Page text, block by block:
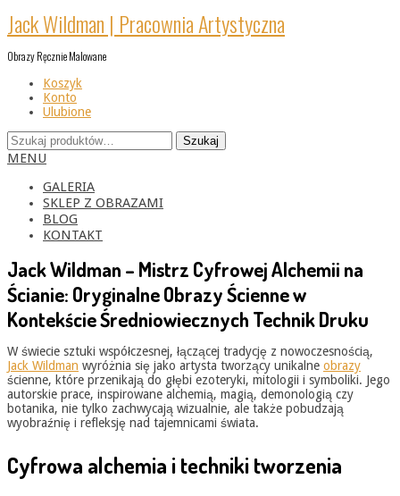
Skip
to
Jack Wildman | Pracownia Artystyczna
Obrazy Ręcznie Malowane
Koszyk
Konto
Ulubione
Szukaj:
Szukaj
Primary
Menu
MENU
GALERIA
SKLEP Z OBRAZAMI
BLOG
KONTAKT
Jack Wildman – Mistrz Cyfrowej Alchemii na
Ścianie: Oryginalne Obrazy Ścienne w
Kontekście Średniowiecznych Technik Druku
W świecie sztuki współczesnej, łączącej tradycję z nowoczesnością,
Jack Wildman wyróżnia się jako artysta tworzący unikalne obrazy
ścienne, które przenikają do głębi ezoteryki, mitologii i symboliki. Jego
autorskie prace, inspirowane alchemią, magią, demonologią czy
botanika, nie tylko zachwycają wizualnie, ale także pobudzają
wyobraźnię i refleksję nad tajemnicami świata.
Cyfrowa alchemia i techniki tworzenia